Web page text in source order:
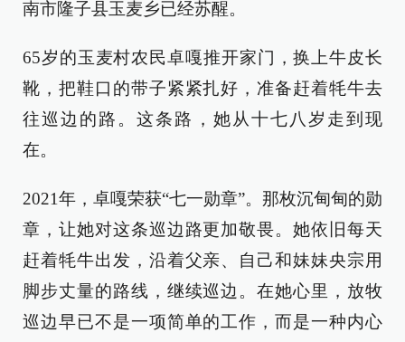
南市隆子县玉麦乡已经苏醒。
65岁的玉麦村农民卓嘎推开家门，换上牛皮长
靴，把鞋口的带子紧紧扎好，准备赶着牦牛去
往巡边的路。这条路，她从十七八岁走到现
在。
2021年，卓嘎荣获“七一勋章”。那枚沉甸甸的勋
章，让她对这条巡边路更加敬畏。她依旧每天
赶着牦牛出发，沿着父亲、自己和妹妹央宗用
脚步丈量的路线，继续巡边。在她心里，放牧
巡边早已不是一项简单的工作，而是一种内心